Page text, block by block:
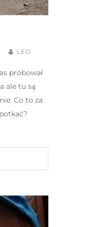
LEO
próbował
ale tu są
Co to za